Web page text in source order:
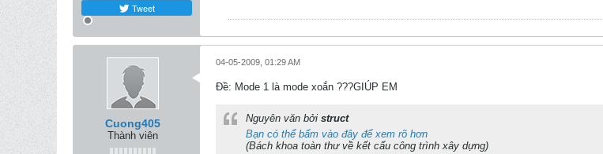
Tweet
Cuong405
Thành viên
04-05-2009, 01:29 AM
Ðề: Mode 1 là mode xoắn ???GIÚP EM
Nguyên văn bởi struct
Bạn có thể bấm vào đây để xem rõ hơn
(Bách khoa toàn thư về kết cấu công trình xây dựng)